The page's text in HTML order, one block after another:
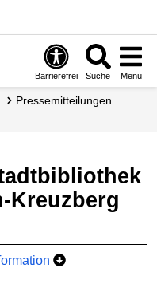
Barrierefrei Suche Menü
Presse­mitteilungen
Kreuzberg